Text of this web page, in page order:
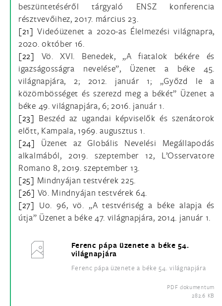
beszüntetéséről tárgyaló ENSZ konferencia
résztvevőihez, 2017. március 23.
[21] Videóüzenet a 2020-as Élelmezési világnapra,
2020. október 16.
[22] Vö. XVI. Benedek, „A fiatalok békére és
igazságosságra nevelése”, Üzenet a béke 45.
világnapjára, 2; 2012. január 1; „Győzd le a
közömbösséget és szerezd meg a békét” Üzenet a
béke 49. világnapjára, 6; 2016. január 1.
[23] Beszéd az ugandai képviselők és szenátorok
előtt, Kampala, 1969. augusztus 1.
[24] Üzenet az Globális Nevelési Megállapodás
alkalmából, 2019. szeptember 12, L’Osservatore
Romano 8, 2019. szeptember 13.
[25] Mindnyájan testvérek 225.
[26] Vö. Mindnyájan testvérek 64.
[27] Uo. 96, vö. „A testvériség a béke alapja és
útja” Üzenet a béke 47. világnapjára, 2014. január 1.
Ferenc pápa üzenete a béke 54.
világnapjára
Ferenc pápa üzenete a béke 54. világnapjára
PDF dokumentum
282.6 KB